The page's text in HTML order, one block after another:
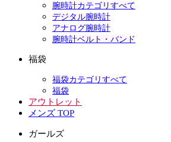
腕時計カテゴリすべて
デジタル腕時計
アナログ腕時計
腕時計ベルト・バンド
福袋
福袋カテゴリすべて
福袋
アウトレット
メンズ TOP
ガールズ